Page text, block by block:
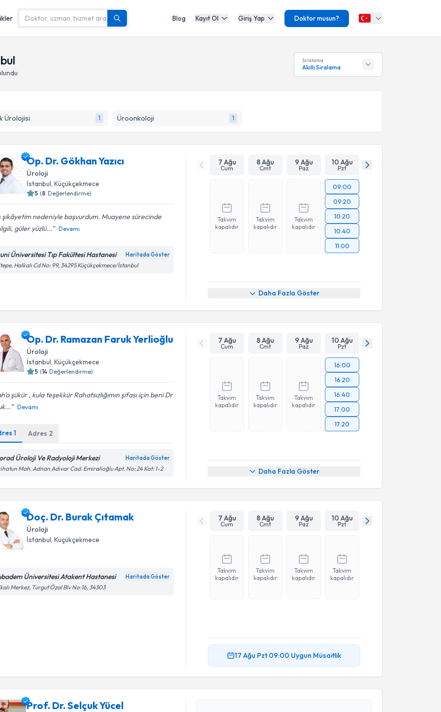
Blog Kayıt Ol Giriş Yap Doktor musun?
Sıralama
Akıllı Sıralama
Ürolojisi 1 Üroonkoloji 1
Op. Dr. Gökhan Yazıcı
Üroloji
İstanbul,Küçükçekmece
5 (8 Değerlendirme)
şikâyetim nedeniyle başvurdum. Muayene sürecinde
güler yüzlü...
Devamı
Üniversitesi Tıp Fakültesi Hastanesi Haritada Göster
Halkalı Cd No: 99, 34295 Küçükçekmece/İstanbul
7 Ağu
Cum
8 Ağu
Cmt
9 Ağu
Paz
10 Ağu
Pzt
Takvim
kapalıdır
Takvim
kapalıdır
Takvim
kapalıdır
09:00
09:20
10:20
10:40
11:00
Daha Fazla Göster
Op. Dr. Ramazan Faruk Yerlioğlu
Üroloji
İstanbul ,Küçükçekmece
5 (14 Değerlendirme)
şükür , kula teşekkür Rahatsızlığımın şifası için beni Dr
Devamı
1 Adres 2
Üroloji Ve Radyoloji Merkezi Haritada Göster
Mah. Adnan Adıvar Cad. Emiralioğlu Apt. No: 24 Kat: 1-2
7 Ağu
Cum
8 Ağu
Cmt
9 Ağu
Paz
10 Ağu
Pzt
Takvim
kapalıdır
Takvim
kapalıdır
Takvim
kapalıdır
16:00
16:20
16:40
17:00
17:20
Daha Fazla Göster
Doç. Dr. Burak Çıtamak
Üroloji
İstanbul,Küçükçekmece
Üniversitesi Atakent Hastanesi Haritada Göster
Merkez, Turgut Özal Blv No:16, 34303
7 Ağu
Cum
8 Ağu
Cmt
9 Ağu
Paz
10 Ağu
Pzt
Takvim
kapalıdır
Takvim
kapalıdır
Takvim
kapalıdır
Takvim
kapalıdır
17 Ağu Pzt 09:00 Uygun Müsaitlik
Prof. Dr. Selçuk Yücel